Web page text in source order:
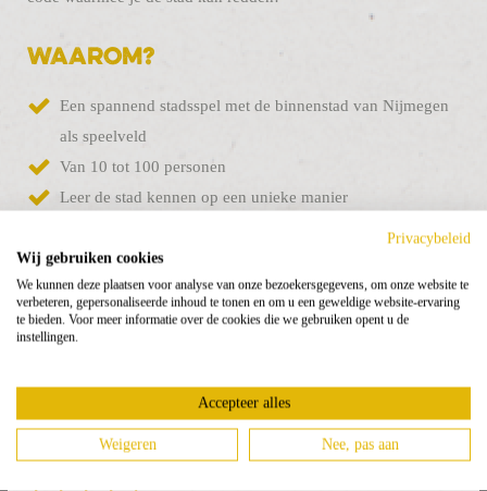
Waarom?
Een spannend stadsspel met de binnenstad van Nijmegen
als speelveld
Van 10 tot 100 personen
Leer de stad kennen op een unieke manier
Inclusief: begeleiding, spelbenodigdheden, tablet per
team, prijs voor het winnende team
Privacybeleid
Wij gebruiken cookies
We kunnen deze plaatsen voor analyse van onze bezoekersgegevens, om onze website te
verbeteren, gepersonaliseerde inhoud te tonen en om u een geweldige website-ervaring
te bieden. Voor meer informatie over de cookies die we gebruiken opent u de
instellingen.
Accepteer alles
Weigeren Nee, pas aan